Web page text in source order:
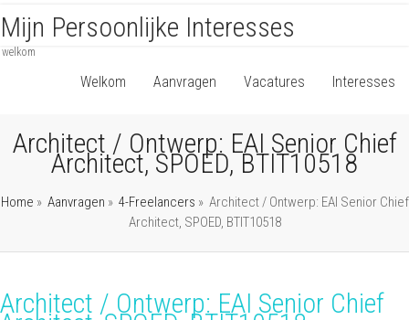
Mijn Persoonlijke Interesses
welkom
Welkom Aanvragen Vacatures Interesses
Architect / Ontwerp: EAI Senior Chief
Architect, SPOED, BTIT10518
Home » Aanvragen » 4-Freelancers » Architect / Ontwerp: EAI Senior Chief
Architect, SPOED, BTIT10518
Architect / Ontwerp: EAI Senior Chief